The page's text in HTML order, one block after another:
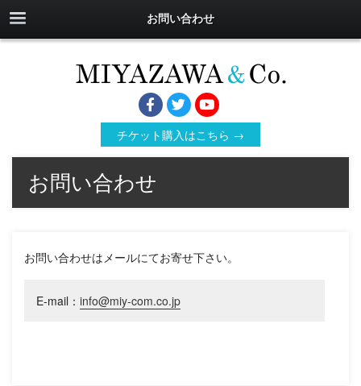
お問い合わせ
チケット購入はこちら →
お問い合わせ
お問い合わせはメールにてお寄せ下さい。
E-mail： info@miy-com.co.jp